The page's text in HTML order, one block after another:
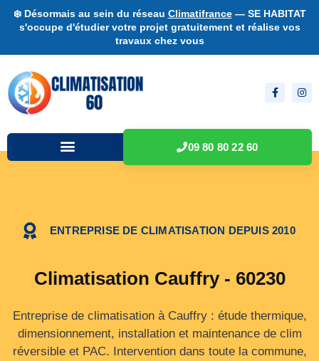
❄️ Désormais au sein du réseau Climatifrance— SE HABITAT
s'occupe d'étudier votre projet gratuitement et réalise vos
travaux chez vous
09 80 80 22 60
ENTREPRISE DE CLIMATISATION DEPUIS 2010
Climatisation Cauffry - 60230
Entreprise de climatisation à Cauffry : étude thermique,
dimensionnement, installation et maintenance de clim
réversible et PAC. Intervention dans toute la commune,